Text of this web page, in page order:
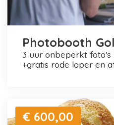
Photobooth
3 uur onbeperkt foto's maken en printen
+gratis rode loper en
€ 600,00